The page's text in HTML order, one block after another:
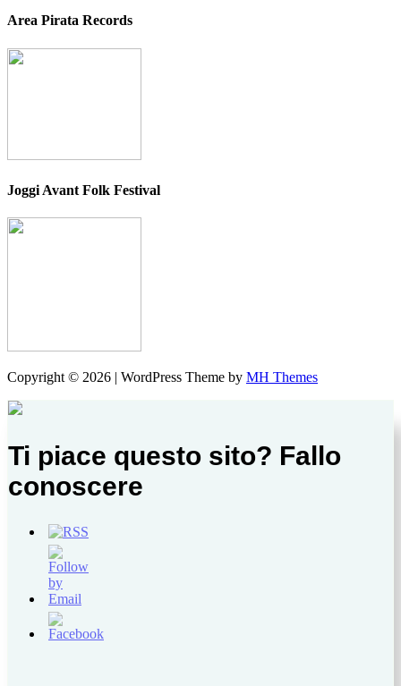
Area Pirata Records
Joggi Avant Folk Festival
Copyright © 2026 | WordPress Theme by MH Themes
Ti piace questo sito? Fallo
conoscere